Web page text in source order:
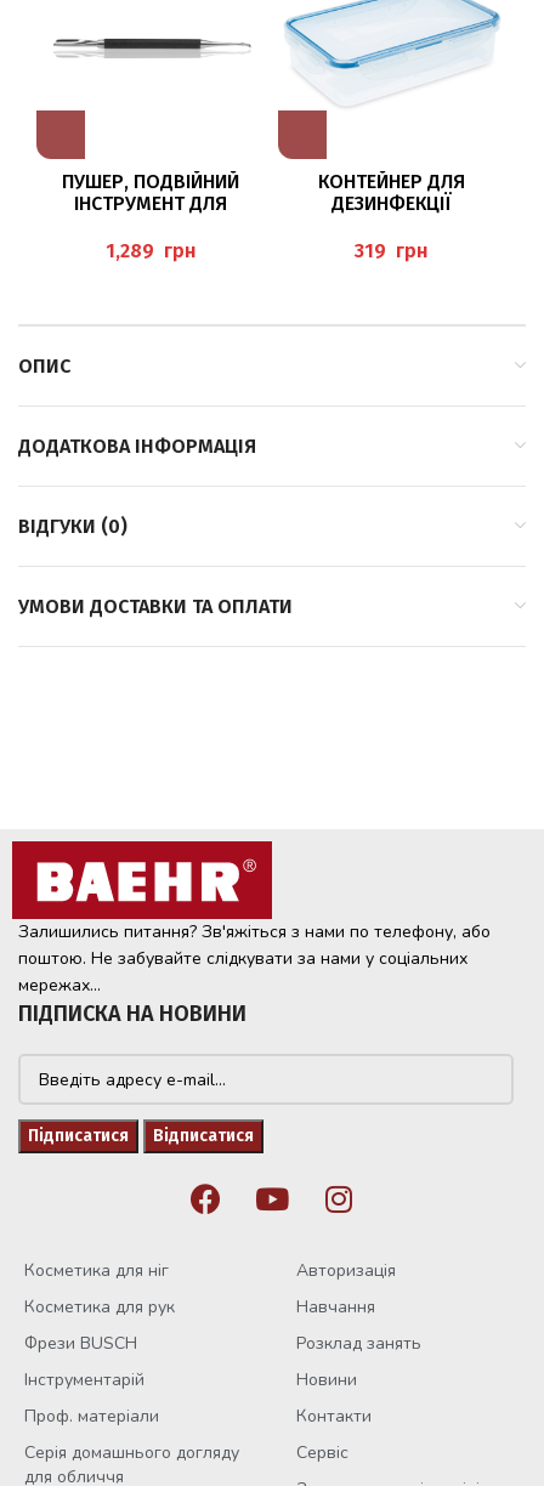
ПУШЕР, ПОДВІЙНИЙ
ІНСТРУМЕНТ ДЛЯ
КУТИКУЛИ BAEHR
грн
КОНТЕЙНЕР ДЛЯ
ДЕЗИНФЕКЦІЇ
BOX” 800 МЛ BAEHR
грн
ОПИС
ДОДАТКОВА ІНФОРМАЦІЯ
ВІДГУКИ (0)
УМОВИ ДОСТАВКИ ТА ОПЛАТИ
Залишились питання? Зв'яжіться з нами по телефону, або
поштою. Не забувайте слідкувати за нами у соціальних
мережах...
ПІДПИСКА НА НОВИНИ
Косметика для ніг
Косметика для рук
Фрези BUSCH
Інструментарій
Проф. матеріали
Серія домашнього догляду
для обличчя
Авторизація
Навчання
Розклад занять
Новини
Контакти
Сервіс